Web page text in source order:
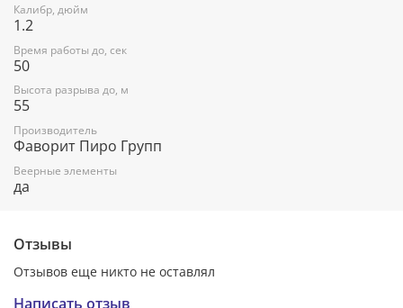
Калибр, дюйм
1.2
Время работы до, сек
50
Высота разрыва до, м
55
Производитель
Фаворит Пиро Групп
Веерные элементы
да
Отзывы
Отзывов еще никто не оставлял
Написать отзыв